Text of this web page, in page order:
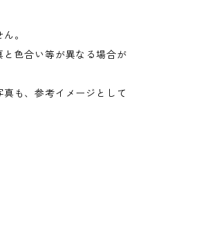
。
と色合い等が異なる場合が
も、参考イメージとして